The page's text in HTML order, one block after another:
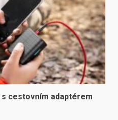
cestovním adaptérem